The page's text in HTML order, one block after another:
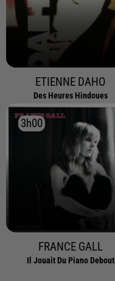
ETIENNE DAHO
Des Heures Hindoues
3h00
3h00
FRANCE GALL
Il Jouait Du Piano Debout